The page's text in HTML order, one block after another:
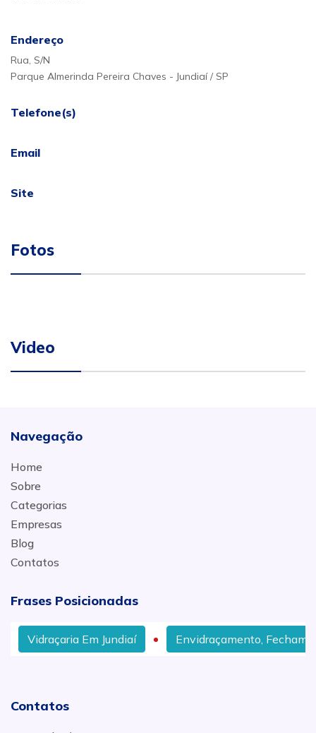
Endereço
Rua, S/N
Parque Almerinda Pereira Chaves - Jundiaí / SP
Telefone(s)
Email
Site
Fotos
Video
Navegação
Home
Sobre
Categorias
Empresas
Blog
Contatos
Frases Posicionadas
Vidraçaria Em Jundiaí Envidraçamento,
Contatos